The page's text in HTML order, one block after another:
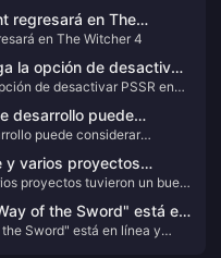
regresará en The
en The Witcher 4
la opción de desactivar
de desactivar PSSR en
desarrollo puede
contenido de "Final
puede considerar
y varios proyectos
"Superstar" no cumplió
proyectos tuvieron un buen
of the Sword" está en
en chino
Sword" está en línea y